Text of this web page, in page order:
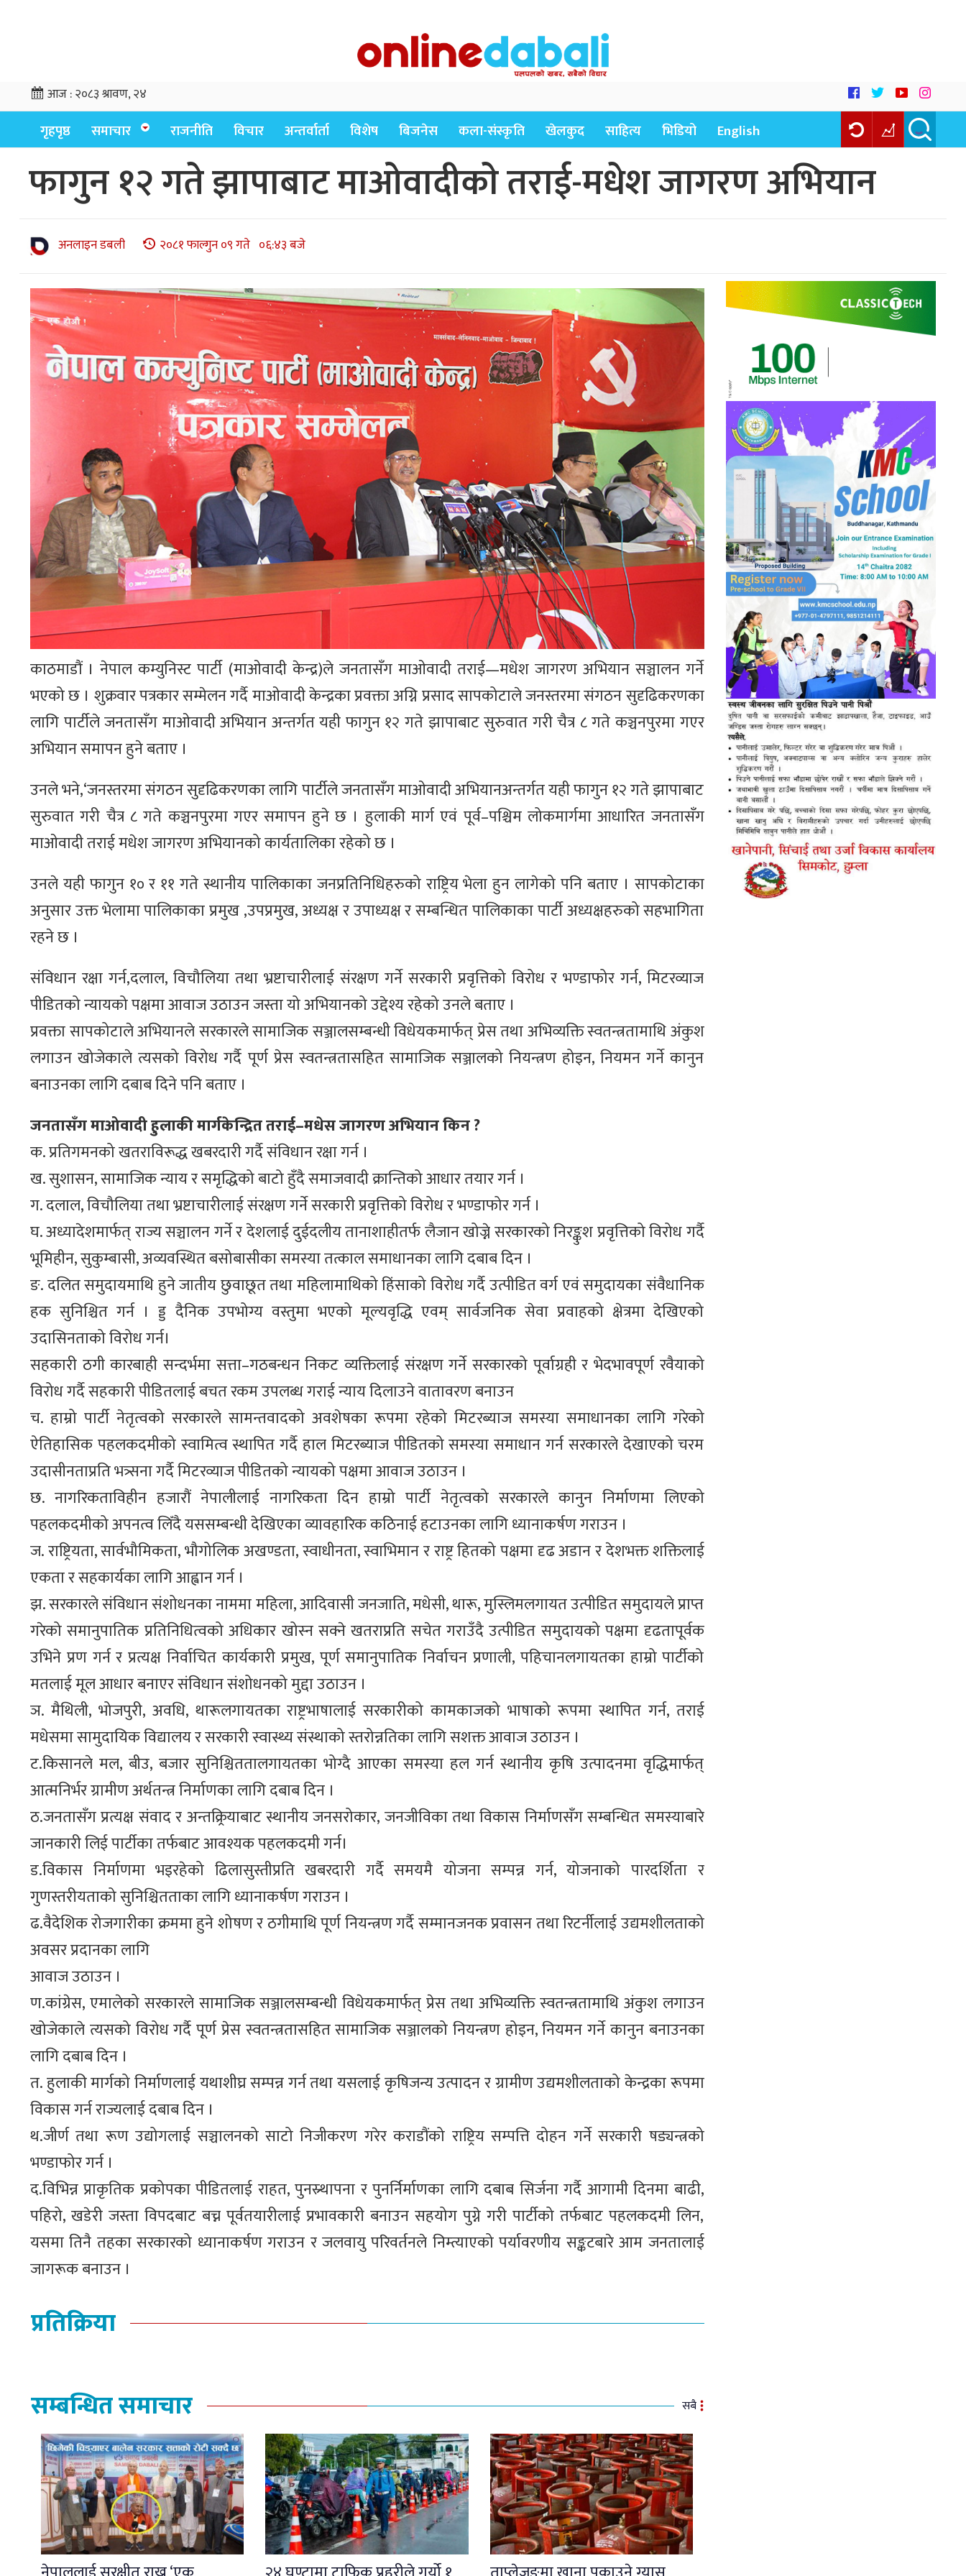
आज :२०८३ श्रावण, २४
गृहपृष्ठ समाचार राजनीति विचार अन्तर्वार्ता विशेष बिजनेस कला-संस्कृति खेलकुद साहित्य भिडियो English
फागुन १२ गते झापाबाट माओवादीकाे तराई-मधेश जागरण अभियान
अनलाइन डबली २०८१ फाल्गुन ०९ गते ०६:४३ बजे
काठमाडौं । नेपाल कम्युनिस्ट पार्टी (माओवादी केन्द्र)ले जनतासँग माओवादी तराई—मधेश जागरण अभियान सञ्चालन गर्ने
भएको छ । शुक्रवार पत्रकार सम्मेलन गर्दै माओवादी केन्द्रका प्रवक्ता अग्नि प्रसाद सापकोटाले जनस्तरमा संगठन सुदृढिकरणका
लागि पार्टीले जनतासँग माओवादी अभियान अन्तर्गत यही फागुन १२ गते झापाबाट सुरुवात गरी चैत्र ८ गते कञ्चनपुरमा गएर
अभियान समापन हुने बताए ।
उनले भने,‘जनस्तरमा संगठन सुदृढिकरणका लागि पार्टीले जनतासँग माओवादी अभियानअन्तर्गत यही फागुन १२ गते झापाबाट
सुरुवात गरी चैत्र ८ गते कञ्चनपुरमा गएर समापन हुने छ । हुलाकी मार्ग एवं पूर्व–पश्चिम लोकमार्गमा आधारित जनतासँग
माओवादी तराई मधेश जागरण अभियानको कार्यतालिका रहेको छ ।
उनले यही फागुन १० र ११ गते स्थानीय पालिकाका जनप्रतिनिधिहरुको राष्ट्रिय भेला हुन लागेको पनि बताए । सापकोटाका
अनुसार उक्त भेलामा पालिकाका प्रमुख ,उपप्रमुख, अध्यक्ष र उपाध्यक्ष र सम्बन्धित पालिकाका पार्टी अध्यक्षहरुको सहभागिता
रहने छ ।
संविधान रक्षा गर्न,दलाल, विचौलिया तथा भ्रष्टाचारीलाई संरक्षण गर्ने सरकारी प्रवृत्तिको विरोध र भण्डाफोर गर्न, मिटरव्याज
पीडितको न्यायको पक्षमा आवाज उठाउन जस्ता यो अभियानको उद्देश्य रहेको उनले बताए ।
प्रवक्ता सापकोटाले अभियानले सरकारले सामाजिक सञ्जालसम्बन्धी विधेयकमार्फत् प्रेस तथा अभिव्यक्ति स्वतन्त्रतामाथि अंकुश
लगाउन खोजेकाले त्यसको विरोध गर्दै पूर्ण प्रेस स्वतन्त्रतासहित सामाजिक सञ्जालको नियन्त्रण होइन, नियमन गर्ने कानुन
बनाउनका लागि दबाब दिने पनि बताए ।
जनतासँग माओवादी हुलाकी मार्गकेन्द्रित तराई–मधेस जागरण अभियान किन ?
क. प्रतिगमनको खतराविरूद्ध खबरदारी गर्दै संविधान रक्षा गर्न ।
ख. सुशासन, सामाजिक न्याय र समृद्धिको बाटो हुँदै समाजवादी क्रान्तिको आधार तयार गर्न ।
ग. दलाल, विचौलिया तथा भ्रष्टाचारीलाई संरक्षण गर्ने सरकारी प्रवृत्तिको विरोध र भण्डाफोर गर्न ।
घ. अध्यादेशमार्फत् राज्य सञ्चालन गर्ने र देशलाई दुईदलीय तानाशाहीतर्फ लैजान खोज्ने सरकारको निरङ्कुश प्रवृत्तिको विरोध गर्दै
भूमिहीन, सुकुम्बासी, अव्यवस्थित बसोबासीका समस्या तत्काल समाधानका लागि दबाब दिन ।
ङ. दलित समुदायमाथि हुने जातीय छुवाछूत तथा महिलामाथिको हिंसाको विरोध गर्दै उत्पीडित वर्ग एवं समुदायका संवैधानिक
हक सुनिश्चित गर्न । ड्ड दैनिक उपभोग्य वस्तुमा भएको मूल्यवृद्धि एवम् सार्वजनिक सेवा प्रवाहको क्षेत्रमा देखिएको
उदासिनताको विरोध गर्न।
सहकारी ठगी कारबाही सन्दर्भमा सत्ता–गठबन्धन निकट व्यक्तिलाई संरक्षण गर्ने सरकारको पूर्वाग्रही र भेदभावपूर्ण रवैयाको
विरोध गर्दै सहकारी पीडितलाई बचत रकम उपलब्ध गराई न्याय दिलाउने वातावरण बनाउन
च. हाम्रो पार्टी नेतृत्वको सरकारले सामन्तवादको अवशेषका रूपमा रहेको मिटरब्याज समस्या समाधानका लागि गरेको
ऐतिहासिक पहलकदमीको स्वामित्व स्थापित गर्दै हाल मिटरब्याज पीडितको समस्या समाधान गर्न सरकारले देखाएको चरम
उदासीनताप्रति भत्र्सना गर्दै मिटरव्याज पीडितको न्यायको पक्षमा आवाज उठाउन ।
छ. नागरिकताविहीन हजारौं नेपालीलाई नागरिकता दिन हाम्रो पार्टी नेतृत्वको सरकारले कानुन निर्माणमा लिएको
पहलकदमीको अपनत्व लिँदै यससम्बन्धी देखिएका व्यावहारिक कठिनाई हटाउनका लागि ध्यानाकर्षण गराउन ।
ज. राष्ट्रियता, सार्वभौमिकता, भौगोलिक अखण्डता, स्वाधीनता, स्वाभिमान र राष्ट्र हितको पक्षमा दृढ अडान र देशभक्त शक्तिलाई
एकता र सहकार्यका लागि आह्वान गर्न ।
झ. सरकारले संविधान संशोधनका नाममा महिला, आदिवासी जनजाति, मधेसी, थारू, मुस्लिमलगायत उत्पीडित समुदायले प्राप्त
गरेको समानुपातिक प्रतिनिधित्वको अधिकार खोस्न सक्ने खतराप्रति सचेत गराउँदै उत्पीडित समुदायको पक्षमा दृढतापूर्वक
उभिने प्रण गर्न र प्रत्यक्ष निर्वाचित कार्यकारी प्रमुख, पूर्ण समानुपातिक निर्वाचन प्रणाली, पहिचानलगायतका हाम्रो पार्टीको
मतलाई मूल आधार बनाएर संविधान संशोधनको मुद्दा उठाउन ।
ञ. मैथिली, भोजपुरी, अवधि, थारूलगायतका राष्ट्रभाषालाई सरकारीको कामकाजको भाषाको रूपमा स्थापित गर्न, तराई
मधेसमा सामुदायिक विद्यालय र सरकारी स्वास्थ्य संस्थाको स्तरोन्नतिका लागि सशक्त आवाज उठाउन ।
ट.किसानले मल, बीउ, बजार सुनिश्चिततालगायतका भोग्दै आएका समस्या हल गर्न स्थानीय कृषि उत्पादनमा वृद्धिमार्फत्
आत्मनिर्भर ग्रामीण अर्थतन्त्र निर्माणका लागि दबाब दिन ।
ठ.जनतासँग प्रत्यक्ष संवाद र अन्तक्र्रियाबाट स्थानीय जनसरोकार, जनजीविका तथा विकास निर्माणसँग सम्बन्धित समस्याबारे
जानकारी लिई पार्टीका तर्फबाट आवश्यक पहलकदमी गर्न।
ड.विकास निर्माणमा भइरहेको ढिलासुस्तीप्रति खबरदारी गर्दै समयमै योजना सम्पन्न गर्न, योजनाको पारदर्शिता र
गुणस्तरीयताको सुनिश्चितताका लागि ध्यानाकर्षण गराउन ।
ढ.वैदेशिक रोजगारीका क्रममा हुने शोषण र ठगीमाथि पूर्ण नियन्त्रण गर्दै सम्मानजनक प्रवासन तथा रिटर्नीलाई उद्यमशीलताको
अवसर प्रदानका लागि
आवाज उठाउन ।
ण.कांग्रेस, एमालेको सरकारले सामाजिक सञ्जालसम्बन्धी विधेयकमार्फत् प्रेस तथा अभिव्यक्ति स्वतन्त्रतामाथि अंकुश लगाउन
खोजेकाले त्यसको विरोध गर्दै पूर्ण प्रेस स्वतन्त्रतासहित सामाजिक सञ्जालको नियन्त्रण होइन, नियमन गर्ने कानुन बनाउनका
लागि दबाब दिन ।
त. हुलाकी मार्गको निर्माणलाई यथाशीघ्र सम्पन्न गर्न तथा यसलाई कृषिजन्य उत्पादन र ग्रामीण उद्यमशीलताको केन्द्रका रूपमा
विकास गर्न राज्यलाई दबाब दिन ।
थ.जीर्ण तथा रूण उद्योगलाई सञ्चालनको साटो निजीकरण गरेर कराडौंको राष्ट्रिय सम्पत्ति दोहन गर्ने सरकारी षड्यन्त्रको
भण्डाफोर गर्न ।
द.विभिन्न प्राकृतिक प्रकोपका पीडितलाई राहत, पुनस्र्थापना र पुनर्निर्माणका लागि दबाब सिर्जना गर्दै आगामी दिनमा बाढी,
पहिरो, खडेरी जस्ता विपदबाट बच्न पूर्वतयारीलाई प्रभावकारी बनाउन सहयोग पुग्ने गरी पार्टीको तर्फबाट पहलकदमी लिन,
यसमा तिनै तहका सरकारको ध्यानाकर्षण गराउन र जलवायु परिवर्तनले निम्त्याएको पर्यावरणीय सङ्कटबारे आम जनतालाई
जागरूक बनाउन ।
प्रतिक्रिया
सम्बन्धित समाचार सबै